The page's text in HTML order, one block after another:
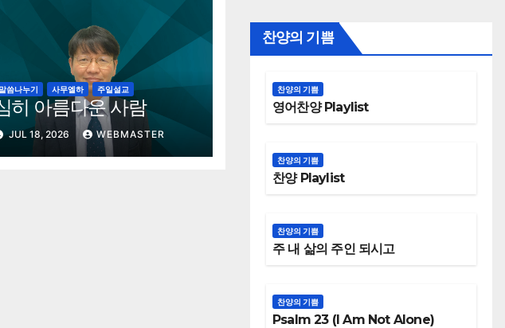
말씀나누기 사무엘하 주일설교
히 아름다운 사람
JUL 18, 2026 WEBMASTER
찬양의 기쁨
찬양의 기쁨
영어찬양 Playlist
찬양의 기쁨
찬양 Playlist
찬양의 기쁨
주 내 삶의 주인 되시고
찬양의 기쁨
Psalm 23 (I Am Not Alone)